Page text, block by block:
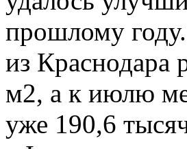
прошлому
из Краснодара
м2, а к июлю
уже 190,6